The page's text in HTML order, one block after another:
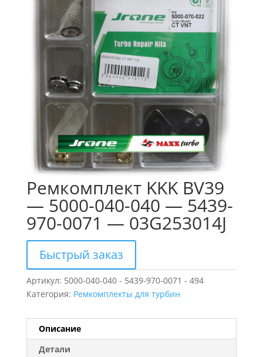
Ремкомплект KKK BV39
— 5000-040-040 — 5439-
970-0071 — 03G253014J
Быстрый заказ
Артикул: 5000-040-040 - 5439-970-0071 - 494
Категория: Ремкомплекты для турбин
Описание
Детали